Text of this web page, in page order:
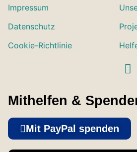
Impressum
Datenschutz
Cookie-Richtlinie
Mithelfen &
Mit PayPal spenden